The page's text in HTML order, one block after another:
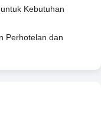
Kebutuhan
Perhotelan dan